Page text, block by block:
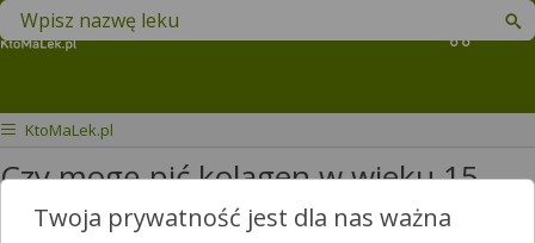
Koszyk
Znajdź lek w swojej okolicy
KtoMaLek.pl
Czy mogę pić kolagen w wieku 15
lat?Twoja prywatność jest dla nas ważna